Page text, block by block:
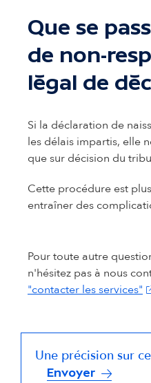
Que se
de non-
légal de
Si la déclaration de
les délais impartis, elle
que sur décision du
Cette procédure est
entraîner des
Pour toute autre
n'hésitez pas à nous
"contacter les services"
Une précision sur
Envoyer